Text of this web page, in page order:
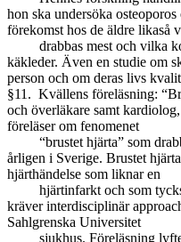
hon ska undersöka
förekomst hos de äldre likaså
drabbas mest och vilka
käkleder. Även en studie om
person och om deras livs
§11. Kvällens föreläsning:
och överläkare samt
föreläser om fenomenet
“brustet hjärta” som
årligen i Sverige. Brustet
hjärthändelse som liknar en
hjärtinfarkt och som tycks
kräver interdisciplinär
Sahlgrenska Universitet
sjukhus. Föreläsning lyfte